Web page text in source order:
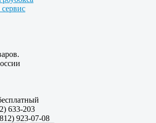
633-203
923-07-08